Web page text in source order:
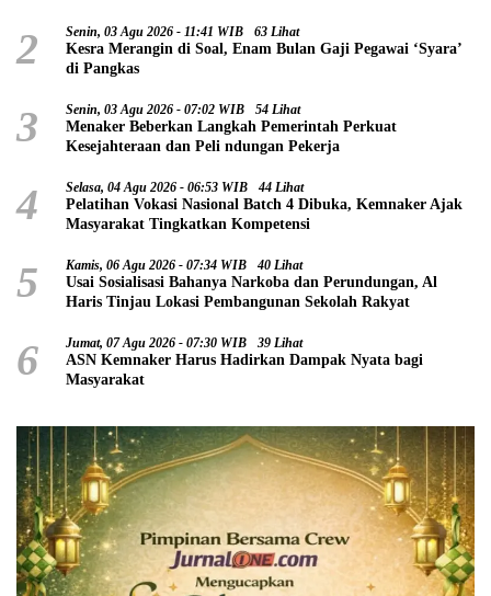
2 Senin, 03 Agu 2026 - 11:41 WIB 63 Lihat
Kesra Merangin di Soal, Enam Bulan Gaji Pegawai ‘Syara’
di Pangkas
3 Senin, 03 Agu 2026 - 07:02 WIB 54 Lihat
Menaker Beberkan Langkah Pemerintah Perkuat
Kesejahteraan dan Peli ndungan Pekerja
4 Selasa, 04 Agu 2026 - 06:53 WIB 44 Lihat
Pelatihan Vokasi Nasional Batch 4 Dibuka, Kemnaker Ajak
Masyarakat Tingkatkan Kompetensi
5 Kamis, 06 Agu 2026 - 07:34 WIB 40 Lihat
Usai Sosialisasi Bahanya Narkoba dan Perundungan, Al
Haris Tinjau Lokasi Pembangunan Sekolah Rakyat
6 Jumat, 07 Agu 2026 - 07:30 WIB 39 Lihat
ASN Kemnaker Harus Hadirkan Dampak Nyata bagi
Masyarakat